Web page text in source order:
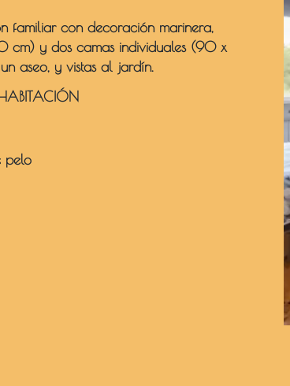
familiar con decoración marinera,
y dos camas individuales (90 x
aseo, y vistas al jardín.
pelo